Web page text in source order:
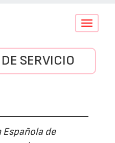
Conmutar
SERVICIO
Española de